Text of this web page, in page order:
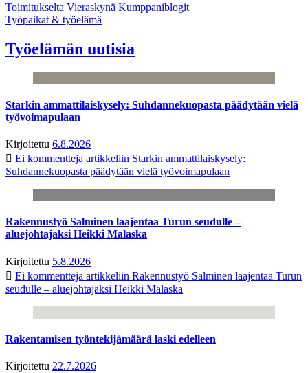
Toimitukselta Vieraskynä Kumppaniblogit
Työpaikat & työelämä
Työelämän uutisia
Starkin ammattilaiskysely: Suhdannekuopasta päädytään vielä
työvoimapulaan
Kirjoitettu 6.8.2026
Ei kommentteja artikkeliin Starkin ammattilaiskysely:
Suhdannekuopasta päädytään vielä työvoimapulaan
Rakennustyö Salminen laajentaa Turun seudulle –
aluejohtajaksi Heikki Malaska
Kirjoitettu 5.8.2026
Ei kommentteja artikkeliin Rakennustyö Salminen laajentaa Turun
seudulle – aluejohtajaksi Heikki Malaska
Rakentamisen työntekijämäärä laski edelleen
Kirjoitettu 22.7.2026